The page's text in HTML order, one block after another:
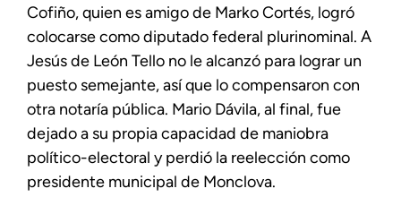
Cofiño, quien es amigo de Marko Cortés, logró
colocarse como diputado federal plurinominal. A
Jesús de León Tello no le alcanzó para lograr un
puesto semejante, así que lo compensaron con
otra notaría pública. Mario Dávila, al final, fue
dejado a su propia capacidad de maniobra
político-electoral y perdió la reelección como
presidente municipal de Monclova.